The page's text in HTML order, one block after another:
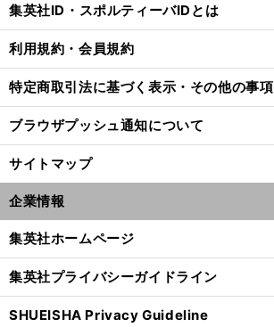
集英社ID・スポルティーバIDとは
利用規約・会員規約
特定商取引法に基づく表示・その他の事項
ブラウザプッシュ通知について
サイトマップ
企業情報
集英社ホームページ
集英社プライバシーガイドライン
SHUEISHA Privacy Guideline